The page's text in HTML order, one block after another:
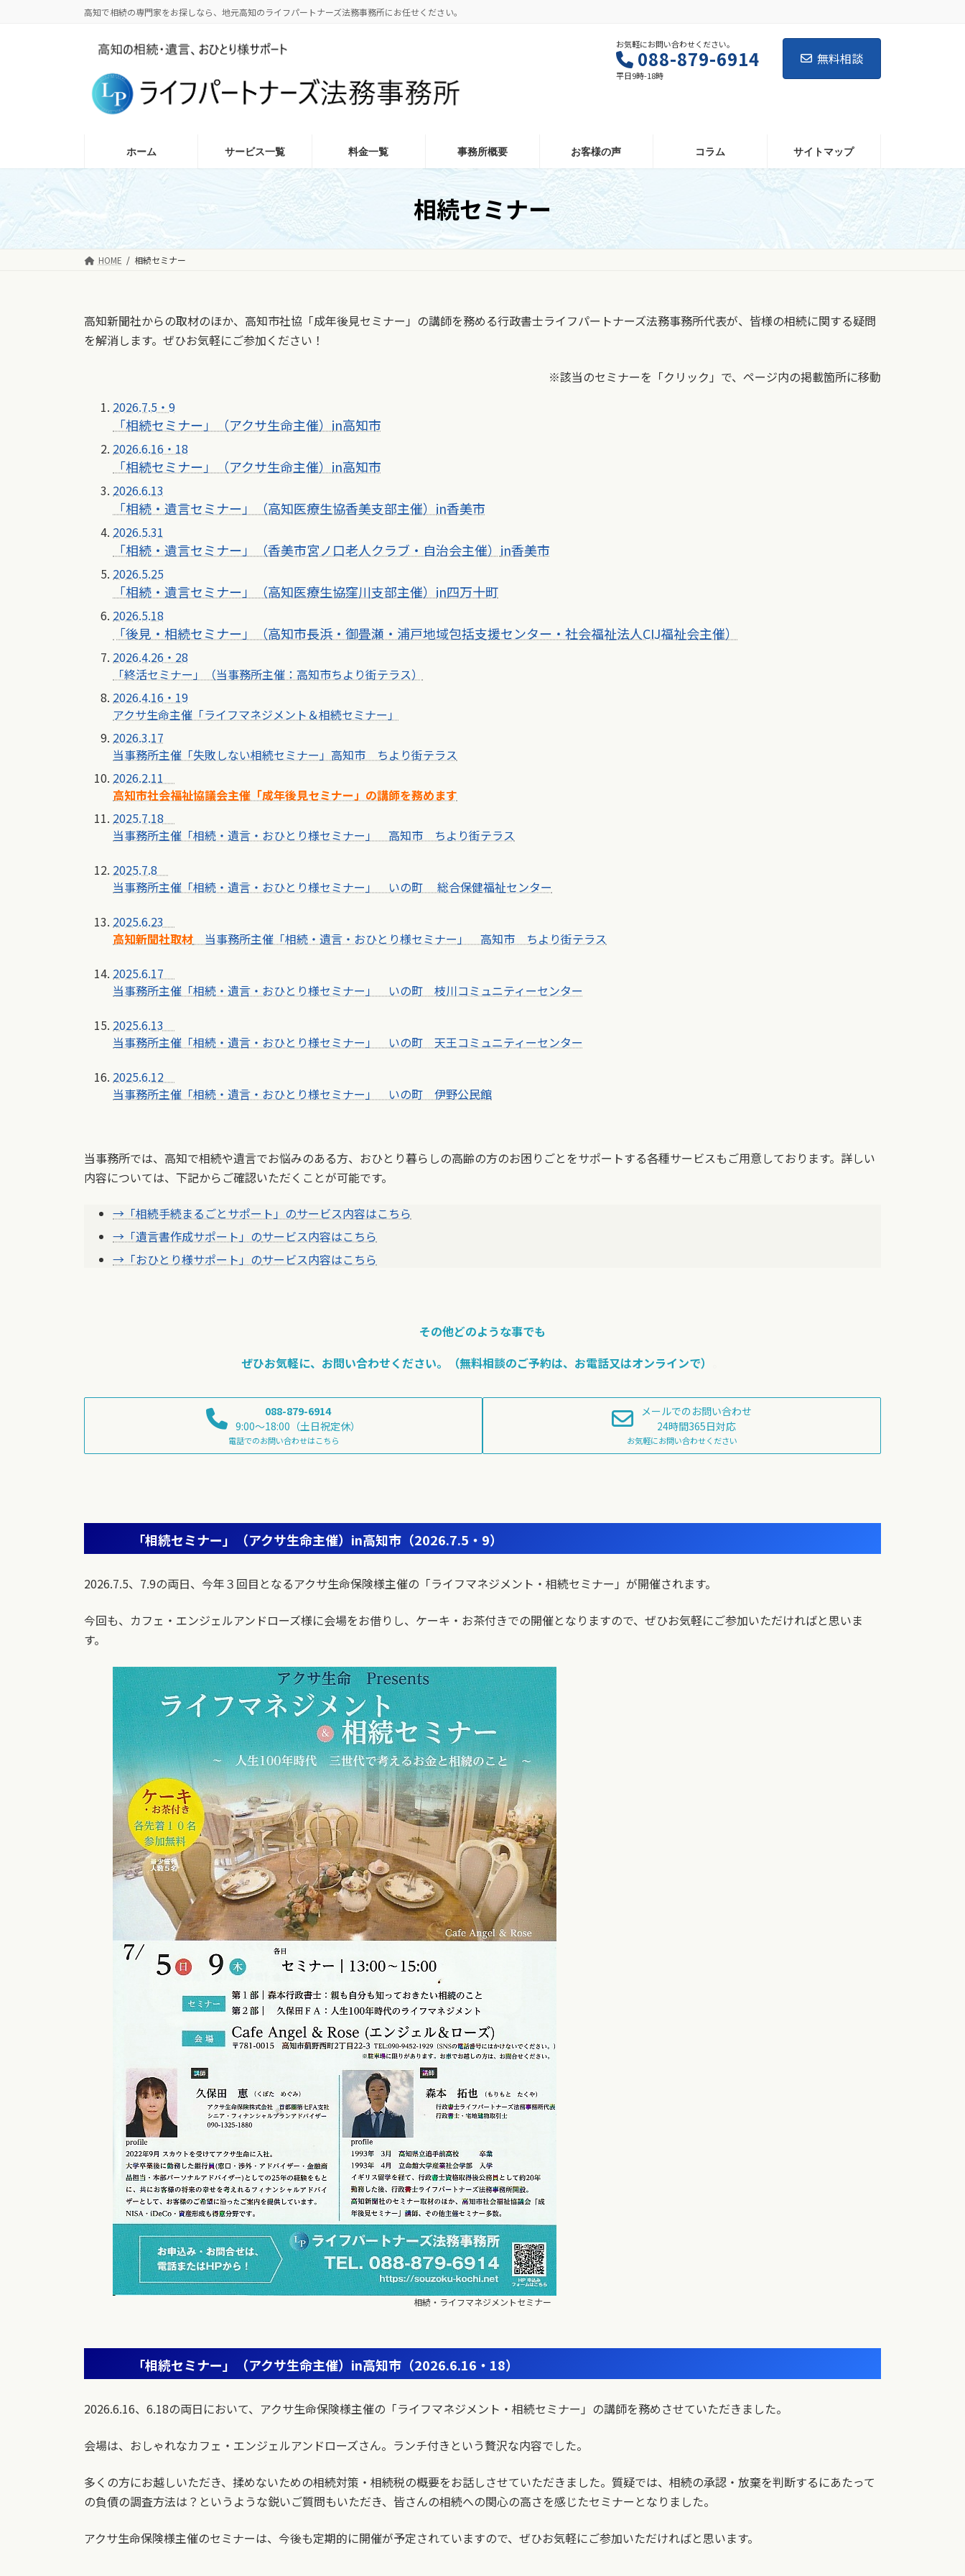
高知で相続の専門家をお探しなら、地元高知のライフパートナーズ法務事務所にお任せください。
お気軽にお問い合わせください。
088-879-6914
平日9時-18時
無料相談
ホーム サービス一覧 料金一覧 事務所概要 お客様の声 コラム サイトマップ
相続セミナー
HOME 相続セミナー
高知新聞社からの取材のほか、高知市社協「成年後見セミナー」の講師を務める行政書士ライフパートナーズ法務事務所代表が、皆様の相続に関する疑問
を解消します。ぜひお気軽にご参加ください！
※該当のセミナーを「クリック」で、 ページ内の掲載箇所に移動
2026.7.5・9
「相続セミナー」（アクサ生命主催） in高知市
2026.6.16・18
「相続セミナー」（アクサ生命主催） in高知市
2026.6.13
「相続・遺言セミナー」（高知医療生協香美支部主催） in香美市
2026.5.31
「相続・遺言セミナー」（香美市宮ノ口老人クラブ・自治会主催） in香美市
2026.5.25
「相続・遺言セミナー」（高知医療生協窪川支部主催） in四万十町
2026.5.18
「後見・相続セミナー」（高知市長浜・御畳瀬・浦戸地域包括支援センター・社会福祉法人CIJ福祉会主催）
2026.4.26・28
「終活セミナー」（当事務所主催：高知市ちより街テラス）
2026.4.16・19
アクサ生命主催「ライフマネジメント＆相続セミナー」
2026.3.17
当事務所主催「失敗しない相続セミナー」高知市 ちより街テラス
2026.2.11
高知市社会福祉協議会主催「成年後見セミナー」の講師を務めます
2025.7.18
当事務所主催「相続・遺言・おひとり様セミナー」 高知市 ちより街テラス
2025.7.8
当事務所主催「相続・遺言・おひとり様セミナー」 いの町 総合保健福祉センター
2025.6.23
高知新聞社取材 当事務所主催「相続・遺言・おひとり様セミナー」 高知市 ちより街テラス
2025.6.17
当事務所主催「相続・遺言・おひとり様セミナー」 いの町 枝川コミュニティーセンター
2025.6.13
当事務所主催「相続・遺言・おひとり様セミナー」 いの町 天王コミュニティーセンター
2025.6.12
当事務所主催「相続・遺言・おひとり様セミナー」 いの町 伊野公民館
当事務所では、高知で相続や遺言でお悩みのある方、おひとり暮らしの高齢の方のお困りごとをサポートする各種サービスもご用意しております。詳しい
内容については、下記からご確認いただくことが可能です。
→「相続手続まるごとサポート」のサービス内容はこちら
→「遺言書作成サポート」のサービス内容はこちら
→「おひとり様サポート」のサービス内容はこちら
その他どのような事でも
ぜひお気軽に、お問い合わせください。
（無料相談のご予約は、お電話又はオンラインで）
088-879-6914
9:00～18:00（土日祝定休）
電話でのお問い合わせはこちら
メールでのお問い合わせ
24時間365日対応
お気軽にお問い合わせください
「相続セミナー」（アクサ生命主催） in高知市（2026.7.5・9）
2026.7.5、7.9の両日、今年３回目となるアクサ生命保険様主催の「ライフマネジメント・相続セミナー」が開催されます。
今回も、カフェ・エンジェルアンドローズ様に会場をお借りし、ケーキ・お茶付きでの開催となりますので、ぜひお気軽にご参加いただければと思いま
す。
相続・ライフマネジメントセミナー
「相続セミナー」（アクサ生命主催） in高知市（2026.6.16・18）
2026.6.16、6.18の両日において、アクサ生命保険様主催の「ライフマネジメント・相続セミナー」の講師を務めさせていただきました。
会場は、おしゃれなカフェ・エンジェルアンドローズさん。ランチ付きという贅沢な内容でした。
多くの方にお越しいただき、揉めないための相続対策・相続税の概要をお話しさせていただきました。質疑では、相続の承認・放棄を判断するにあたって
の負債の調査方法は？というような鋭いご質問もいただき、皆さんの相続への関心の高さを感じたセミナーとなりました。
アクサ生命保険様主催のセミナーは、今後も定期的に開催が予定されていますので、ぜひお気軽にご参加いただければと思います。